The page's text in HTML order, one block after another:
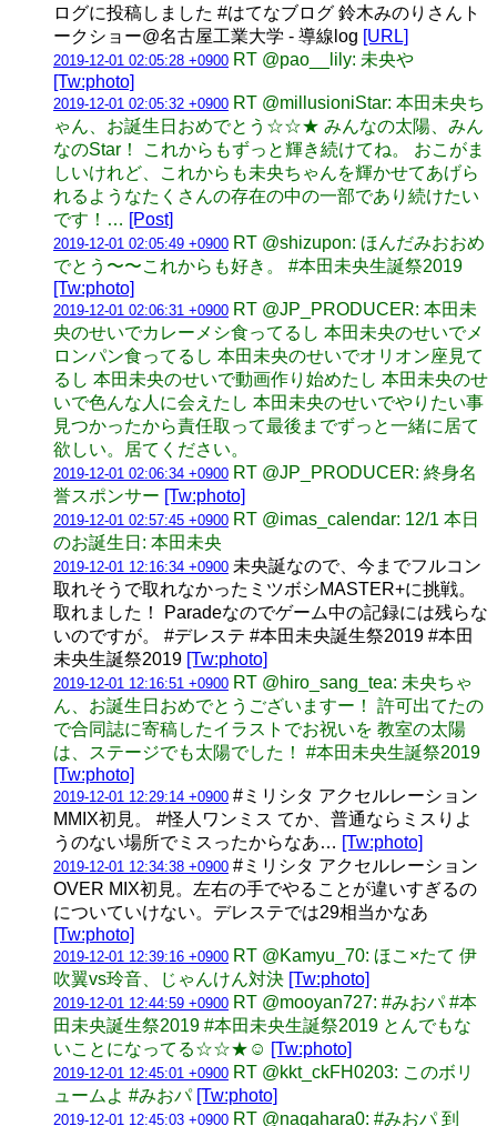
ログに投稿しました #はてなブログ 鈴木みのりさんト
ークショー@名古屋工業大学 - 導線log [URL]
2019-12-01 02:05:28 +0900 RT @pao__lily: 未央や
[Tw:photo]
2019-12-01 02:05:32 +0900 RT @millusioniStar: 本田未央ち
ゃん、お誕生日おめでとう☆☆★ みんなの太陽、みん
なのStar！ これからもずっと輝き続けてね。 おこがま
しいけれど、これからも未央ちゃんを輝かせてあげら
れるようなたくさんの存在の中の一部であり続けたい
です！… [Post]
2019-12-01 02:05:49 +0900 RT @shizupon: ほんだみおおめ
でとう〜〜これからも好き。 #本田未央生誕祭2019
[Tw:photo]
2019-12-01 02:06:31 +0900 RT @JP_PRODUCER: 本田未
央のせいでカレーメシ食ってるし 本田未央のせいでメ
ロンパン食ってるし 本田未央のせいでオリオン座見て
るし 本田未央のせいで動画作り始めたし 本田未央のせ
いで色んな人に会えたし 本田未央のせいでやりたい事
見つかったから責任取って最後までずっと一緒に居て
欲しい。居てください。
2019-12-01 02:06:34 +0900 RT @JP_PRODUCER: 終身名
誉スポンサー [Tw:photo]
2019-12-01 02:57:45 +0900 RT @imas_calendar: 12/1 本日
のお誕生日: 本田未央
2019-12-01 12:16:34 +0900 未央誕なので、今までフルコン
取れそうで取れなかったミツボシMASTER+に挑戦。
取れました！ Paradeなのでゲーム中の記録には残らな
いのですが。 #デレステ #本田未央誕生祭2019 #本田
未央生誕祭2019 [Tw:photo]
2019-12-01 12:16:51 +0900 RT @hiro_sang_tea: 未央ちゃ
ん、お誕生日おめでとうございますー！ 許可出てたの
で合同誌に寄稿したイラストでお祝いを 教室の太陽
は、ステージでも太陽でした！ #本田未央生誕祭2019
[Tw:photo]
2019-12-01 12:29:14 +0900 #ミリシタ アクセルレーション
MMIX初見。 #怪人ワンミス てか、普通ならミスりよ
うのない場所でミスったからなあ… [Tw:photo]
2019-12-01 12:34:38 +0900 #ミリシタ アクセルレーション
OVER MIX初見。左右の手でやることが違いすぎるの
についていけない。デレステでは29相当かなあ
[Tw:photo]
2019-12-01 12:39:16 +0900 RT @Kamyu_70: ほこ×たて 伊
吹翼vs玲音、じゃんけん対決 [Tw:photo]
2019-12-01 12:44:59 +0900 RT @mooyan727: #みおパ #本
田未央誕生祭2019 #本田未央生誕祭2019 とんでもな
いことになってる☆☆★☺️ [Tw:photo]
2019-12-01 12:45:01 +0900 RT @kkt_ckFH0203: このボリ
ュームよ #みおパ [Tw:photo]
2019-12-01 12:45:03 +0900 RT @nagahara0: #みおパ 到